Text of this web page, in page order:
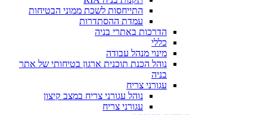
התייחסות לשכת ממוני הבטיחות
עמדת ההסתדרות
הדרכות באתרי בניה
כללי
מינוי מנהל עבודה
נוהל הכנת תוכנית ארגון בטיחותי של אתר
בניה
עגורני צריח
נוהל עגורני צריח במצב קיצון
עגורני צריח